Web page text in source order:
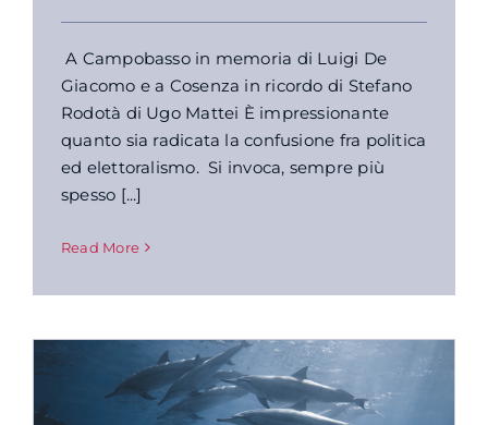
A Campobasso in memoria di Luigi De
Giacomo e a Cosenza in ricordo di Stefano
Rodotà di Ugo Mattei È impressionante
quanto sia radicata la confusione fra politica
ed elettoralismo. Si invoca, sempre più
spesso [...]
Read More